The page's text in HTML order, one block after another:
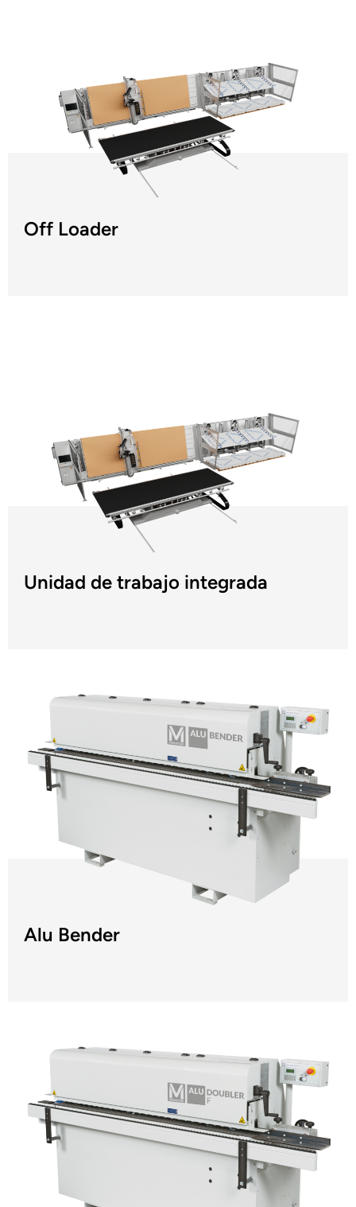
Off Loader
Unidad de trabajo integrada
Alu Bender